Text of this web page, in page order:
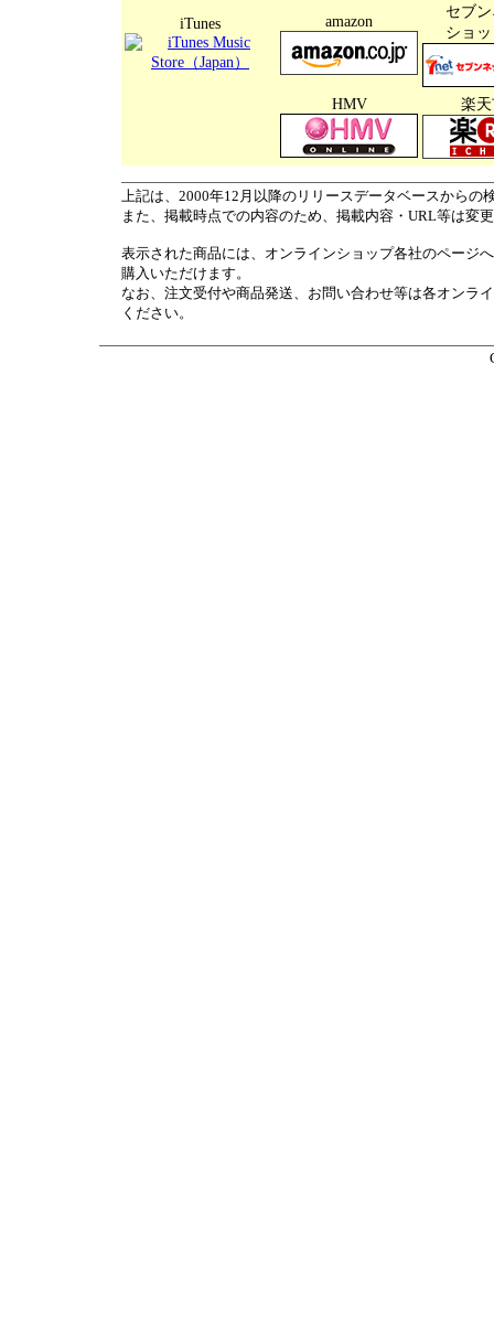
iTunes amazon
セブ
ショ
HMV 楽
上記は、2000年12月以降のリリースデータベースからの
また、掲載時点での内容のため、掲載内容・URL等は変
表示された商品には、オンラインショップ各社のページ
購入いただけます。
なお、注文受付や商品発送、お問い合わせ等は各オンラ
ください。